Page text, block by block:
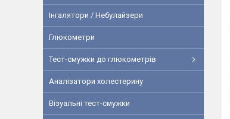
Інгалятори / Небулайзери
Глюкометри
Тест-смужки до глюкометрів
Аналізатори холестерину
Візуальні тест-смужки